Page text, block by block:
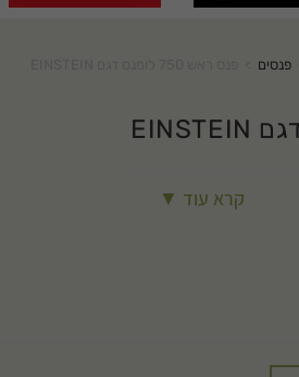
פנסים
קרא עוד ▼